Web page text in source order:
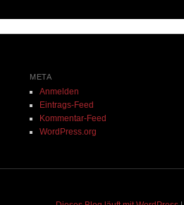
META
Anmelden
Eintrags-Feed
Kommentar-Feed
WordPress.org